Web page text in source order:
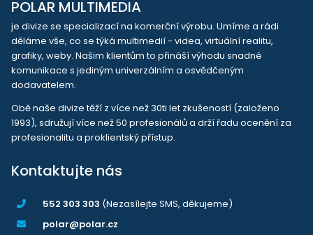
POLAR MULTIMEDIA
je divize se specializací na komerční výrobu. Umíme a rádi
děláme vše, co se týká multimedií - videa, virtuální realitu,
grafiky, weby. Našim klientům to přináší výhodu snadné
komunikace s jediným univerzálním a osvědčeným
dodavatelem.
Obě naše divize těží z více než 30ti let zkušeností (založeno
1993), sdružují více než 50 profesionálů a drží řadu ocenění za
profesionalitu a proklientský přístup.
Kontaktujte nás
552 303 303 (Nezasílejte SMS, děkujeme)
polar@polar.cz